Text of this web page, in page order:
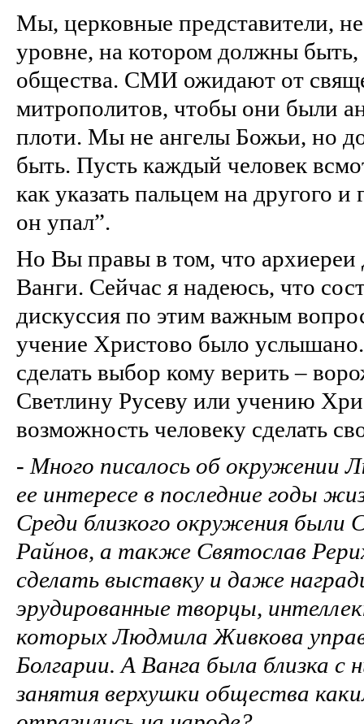
Мы, церковные представители,
уровне, на котором должны быть,
общества. СМИ ожидают от
митрополитов, чтобы они были
плоти. Мы не ангелы Божьи, но
быть. Пусть каждый человек
как указать пальцем на другого
он упал”.
Но Вы правы в том, что архиереи
Ванги. Сейчас я надеюсь, что
дискуссия по этим важным
учение Христово было
сделать выбор кому верить –
Светлину Русеву или учению
возможность человеку сделать
- Много писалось об окружении
ее интересе в последние годы
Среди близкого окружения были
Райнов, а также Святослав
сделать выставку и даже
эрудированные творцы,
которых Людмила Живкова
Болгарии. А Ванга была близка
занятия верхушки общества